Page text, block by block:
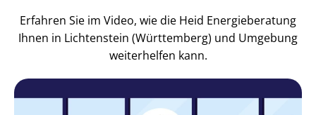
Erfahren Sie im Video, wie die Heid Energieberatung
Ihnen in Lichtenstein (Württemberg) und Umgebung
weiterhelfen kann.